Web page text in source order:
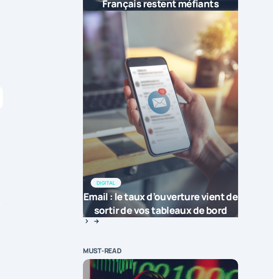
Français restent méfiants
DIGITAL
Email : le taux d’ouverture vient de
sortir de vos tableaux de bord
MUST-READ